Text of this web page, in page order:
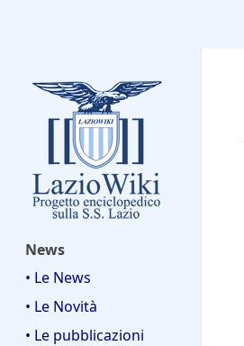
News
• Le News
• Le Novità
• Le pubblicazioni